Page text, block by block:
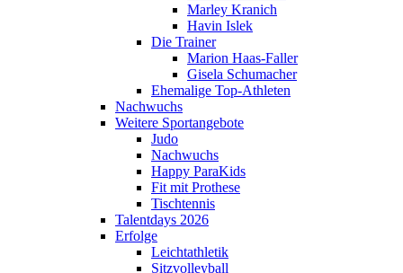
Marley Kranich
Havin Islek
Die Trainer
Marion Haas-Faller
Gisela Schumacher
Ehemalige Top-Athleten
Nachwuchs
Weitere Sportangebote
Judo
Nachwuchs
Happy ParaKids
Fit mit Prothese
Tischtennis
Talentdays 2026
Erfolge
Leichtathletik
Sitzvolleyball